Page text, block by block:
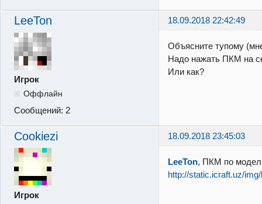
LeeTon 18.09.2018 22:42:49
Игрок
Оффлайн
Сообщений: 2
Объясните тупому
Надо нажать ПКМ на
Или как?
Cookiezi 18.09.2018 23:45:03
Игрок
LeeTon, ПКМ по
http://static.icraft.uz/